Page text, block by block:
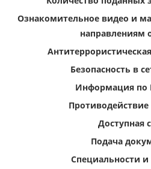
Ознакомительное видео и
направлениям
Безопасность в
Информация по
Доступная
Подача
Специальности и